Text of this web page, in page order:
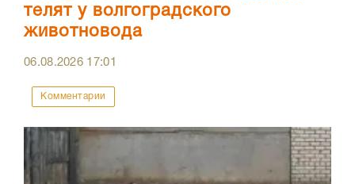
телят у волгоградского
животновода
06.08.2026 17:01
Комментарии